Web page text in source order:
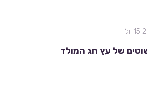
של עץ חג המולד